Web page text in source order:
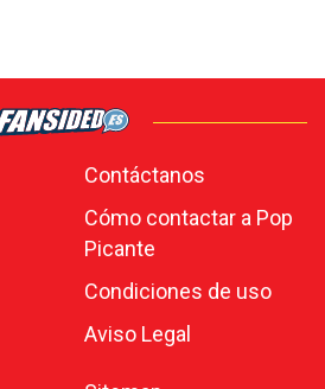
Contáctanos
Cómo contactar a Pop
Picante
Condiciones de uso
Aviso Legal